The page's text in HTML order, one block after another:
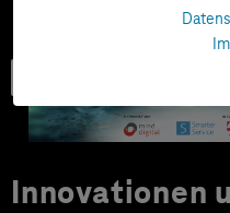
Innovationen